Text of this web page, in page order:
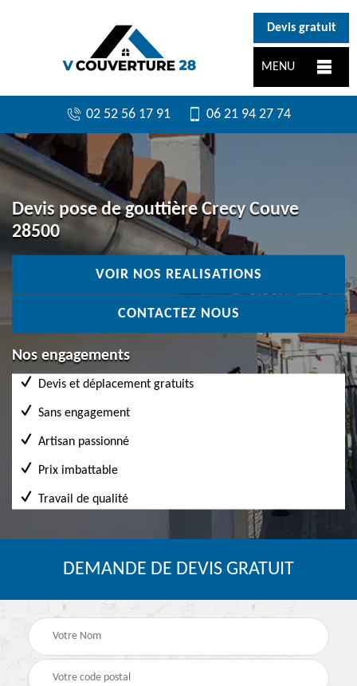
Devis gratuit
MENU
02 52 56 17 91 06 21 94 27 74
Devis pose de gouttière Crecy Couve
28500
VOIR NOS REALISATIONS
CONTACTEZ NOUS
Nos engagements
Devis et déplacement gratuits
Sans engagement
Artisan passionné
Prix imbattable
Travail de qualité
DEMANDE DE DEVIS GRATUIT